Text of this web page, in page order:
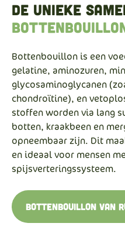
De unieke
Bottenbouillon is een
gelatine, aminozuren,
glycosaminoglycanen
chondroïtine), en
stoffen worden via lang
botten, kraakbeen en
opneembaar zijn. Dit
en ideaal voor mensen
spijsverteringssysteem.
Bottenbouillon van